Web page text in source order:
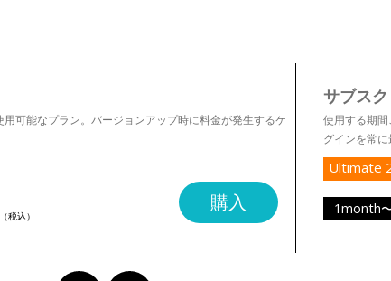
可能なプラン。バージョンアップ時に料金が発生するケ
購入
サブス
使用する期
グインを常に
Ultimate
1month